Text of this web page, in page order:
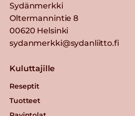
Sydänmerkki
Oltermannintie 8
00620 Helsinki
sydanmerkki@sydanliitto.fi
Kuluttajille
Reseptit
Tuotteet